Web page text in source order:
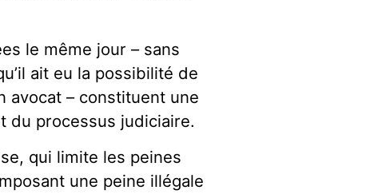
le même jour – sans
ait eu la possibilité de
avocat – constituent une
du processus judiciaire.
qui limite les peines
une peine illégale